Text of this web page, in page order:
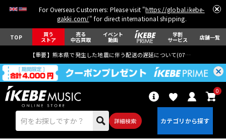
For Overseas Customers: Please visit "https://global.ikebe-
gakki.com/" for direct international shipping.
TOP 買う
ストア
売る
中古買取
イベント
動画
学割
サービス 店舗一覧
【重要】熊本県で発生した地震に伴う配送の遅延について(07月29日
詳細検索
0